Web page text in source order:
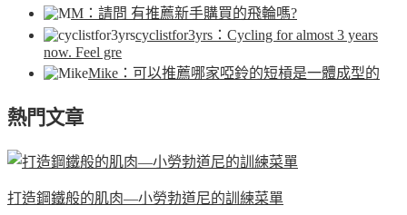
M ：請問 有推薦新手購買的飛輪嗎?
cyclistfor3yrs ：Cycling for almost 3 years
now. Feel gre
Mike ：可以推薦哪家啞鈴的短槓是一體成型的
熱門文章
打造鋼鐵般的肌肉—小勞勃道尼的訓練菜單